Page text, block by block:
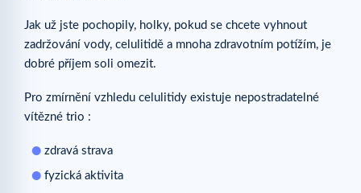
Jak už jste pochopily, holky, pokud se chcete vyhnout
zadržování vody, celulitidě a mnoha zdravotním potížím, je
dobré příjem soli omezit.
Pro zmírnění vzhledu celulitidy existuje nepostradatelné
vítězné trio :
zdravá strava
fyzická aktivita